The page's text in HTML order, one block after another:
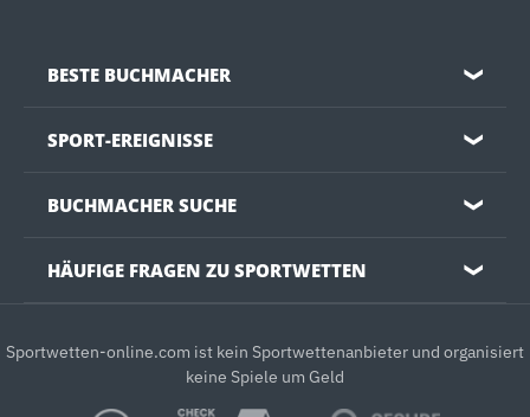
BESTE BUCHMACHER ❯
SPORT-EREIGNISSE ❯
BUCHMACHER SUCHE ❯
HÄUFIGE FRAGEN ZU SPORTWETTEN ❯
Sportwetten-online.com ist kein Sportwettenanbieter und organisiert
keine Spiele um Geld